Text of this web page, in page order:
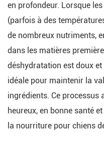
en profondeur. Lorsque
(parfois à des
de nombreux nutriments,
dans les matières
déshydratation est doux
idéale pour maintenir la
ingrédients. Ce processus
heureux, en bonne santé
la nourriture pour chiens